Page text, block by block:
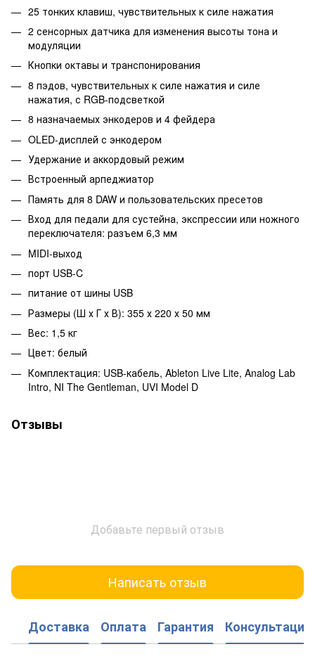
25 тонких клавиш, чувствительных к силе нажатия
2 сенсорных датчика для изменения высоты тона и
модуляции
Кнопки октавы и транспонирования
8 пэдов, чувствительных к силе нажатия и силе
нажатия, с RGB-подсветкой
8 назначаемых энкодеров и 4 фейдера
OLED-дисплей с энкодером
Удержание и аккордовый режим
Встроенный арпеджиатор
Память для 8 DAW и пользовательских пресетов
Вход для педали для сустейна, экспрессии или ножного
переключателя: разъем 6,3 мм
MIDI-выход
порт USB-C
питание от шины USB
Размеры (Ш х Г х В): 355 х 220 х 50 мм
Вес: 1,5 кг
Цвет: белый
Комплектация: USB-кабель, Ableton Live Lite, Analog Lab
Intro, NI The Gentleman, UVI Model D
Отзывы
Добавьте первый отзыв
Написать отзыв
Доставка Оплата Гарантия Консультация